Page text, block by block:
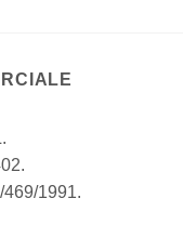
469/1991.